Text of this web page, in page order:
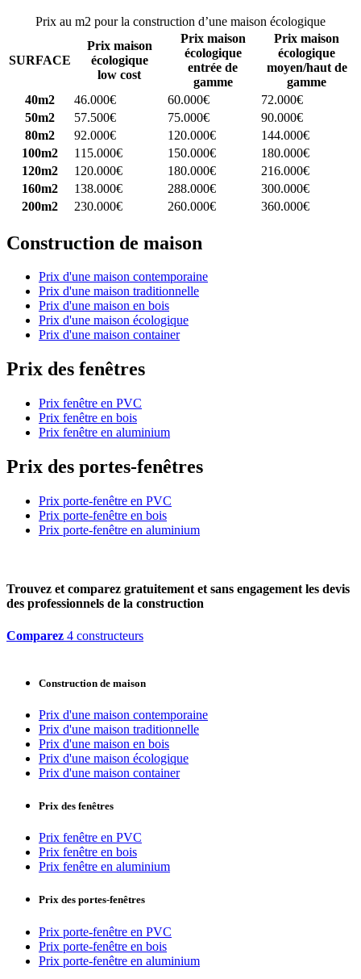
Prix au m2 pour la construction d’une maison écologique
SURFACE
Prix maison
écologique
low cost
Prix maison
écologique
entrée de
gamme
Prix maison
écologique
moyen/haut de
gamme
40m2
46.000€ 60.000€
72.000€
50m2
57.500€ 75.000€
90.000€
80m2
92.000€ 120.000€
144.000€
100m2
115.000€ 150.000€
180.000€
120m2
120.000€ 180.000€
216.000€
160m2
138.000€ 288.000€
300.000€
200m2
230.000€ 260.000€ 360.000€
Construction de maison
Prix d'une maison contemporaine
Prix d'une maison traditionnelle
Prix d'une maison en bois
Prix d'une maison écologique
Prix d'une maison container
Prix des fenêtres
Prix fenêtre en PVC
Prix fenêtre en bois
Prix fenêtre en aluminium
Prix des portes-fenêtres
Prix porte-fenêtre en PVC
Prix porte-fenêtre en bois
Prix porte-fenêtre en aluminium
Trouvez et comparez gratuitement et sans engagement les devis
des professionnels de la construction
Comparez 4 constructeurs
Construction de maison
Prix d'une maison contemporaine
Prix d'une maison traditionnelle
Prix d'une maison en bois
Prix d'une maison écologique
Prix d'une maison container
Prix des fenêtres
Prix fenêtre en PVC
Prix fenêtre en bois
Prix fenêtre en aluminium
Prix des portes-fenêtres
Prix porte-fenêtre en PVC
Prix porte-fenêtre en bois
Prix porte-fenêtre en aluminium